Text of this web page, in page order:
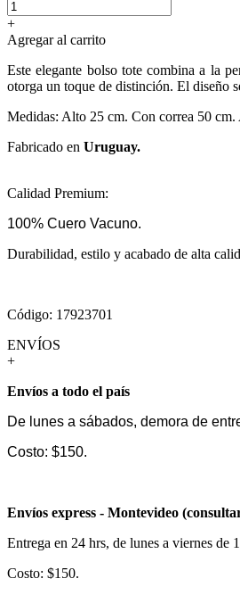
+
Agregar al carrito
Este elegante bolso tote combina a la
otorga un toque de distinción. El diseño
Medidas: Alto 25 cm. Con correa 50
Fabricado en Uruguay.
Calidad Premium:
100% Cuero Vacuno.
Durabilidad, estilo y acabado de alta
Código: 17923701
ENVÍOS
+
Envíos a todo el país
De lunes a sábados, demora de
Costo: $150.
Envíos express - Montevideo
Entrega en 24 hrs, de lunes a viernes de
Costo: $150.